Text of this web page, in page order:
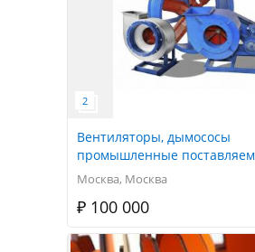
Вентиляторы, дымососы
промышленные поставляем
Москва, Москва
₽ 100 000